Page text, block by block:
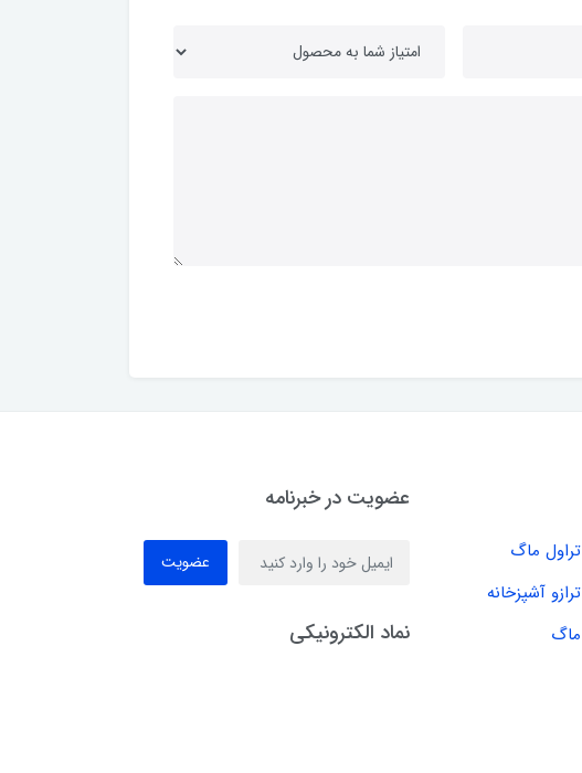
تراول ماگ
ترازو آشپزخانه
ماگ
عضویت در خبرنامه
عضویت
نماد الکترونیکی